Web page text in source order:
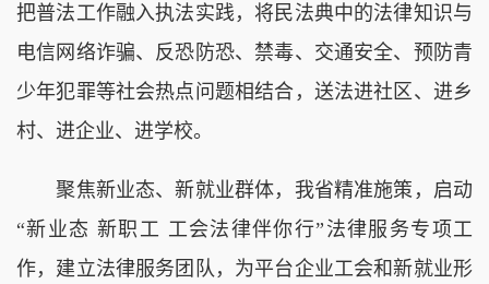
把普法工作融入执法实践，将民法典中的法律知识与
电信网络诈骗、反恐防恐、禁毒、交通安全、预防青
少年犯罪等社会热点问题相结合，送法进社区、进乡
村、进企业、进学校。
聚焦新业态、新就业群体，我省精准施策，启动
“新业态 新职工 工会法律伴你行”法律服务专项工
作，建立法律服务团队，为平台企业工会和新就业形